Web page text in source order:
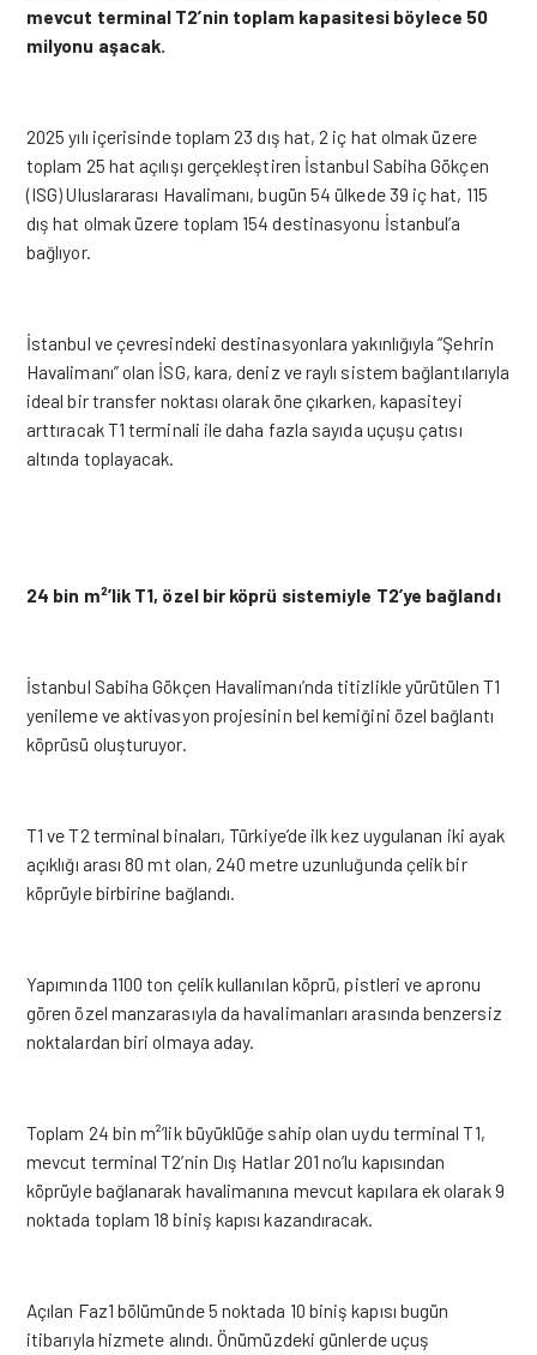
mevcut terminal T2’nin toplam kapasitesi böylece 50
milyonu aşacak.
2025 yılı içerisinde toplam 23 dış hat, 2 iç hat olmak üzere
toplam 25 hat açılışı gerçekleştiren İstanbul Sabiha Gökçen
(ISG) Uluslararası Havalimanı, bugün 54 ülkede 39 iç hat, 115
dış hat olmak üzere toplam 154 destinasyonu İstanbul’a
bağlıyor.
İstanbul ve çevresindeki destinasyonlara yakınlığıyla “Şehrin
Havalimanı” olan İSG, kara, deniz ve raylı sistem bağlantılarıyla
ideal bir transfer noktası olarak öne çıkarken, kapasiteyi
arttıracak T1 terminali ile daha fazla sayıda uçuşu çatısı
altında toplayacak.
24 bin m²’lik T1, özel bir köprü sistemiyle T2’ye bağlandı
İstanbul Sabiha Gökçen Havalimanı’nda titizlikle yürütülen T1
yenileme ve aktivasyon projesinin bel kemiğini özel bağlantı
köprüsü oluşturuyor.
T1 ve T2 terminal binaları, Türkiye’de ilk kez uygulanan iki ayak
açıklığı arası 80 mt olan, 240 metre uzunluğunda çelik bir
köprüyle birbirine bağlandı.
Yapımında 1100 ton çelik kullanılan köprü, pistleri ve apronu
gören özel manzarasıyla da havalimanları arasında benzersiz
noktalardan biri olmaya aday.
Toplam 24 bin m²’lik büyüklüğe sahip olan uydu terminal T1,
mevcut terminal T2’nin Dış Hatlar 201 no’lu kapısından
köprüyle bağlanarak havalimanına mevcut kapılara ek olarak 9
noktada toplam 18 biniş kapısı kazandıracak.
Açılan Faz1 bölümünde 5 noktada 10 biniş kapısı bugün
itibarıyla hizmete alındı. Önümüzdeki günlerde uçuş